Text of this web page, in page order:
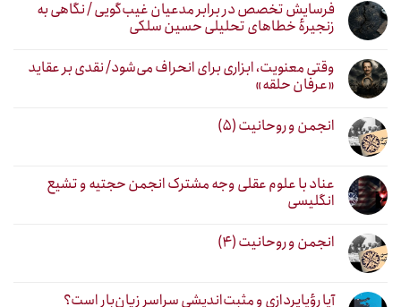
فرسایش تخصص در برابر مدعیان غیب‌گویی / نگاهی به
زنجیرهٔ خطاهای تحلیلی حسین سلکی
وقتی معنویت، ابزاری برای انحراف می‌شود/ نقدی بر عقاید
«عرفان حلقه»
انجمن و روحانیت (۵)
عناد با علوم عقلی وجه مشترک انجمن حجتیه و تشیع
انگلیسی
انجمن و روحانیت (۴)
آیا رؤیاپردازی و مثبت‌اندیشی سراسر زیان‌بار است؟